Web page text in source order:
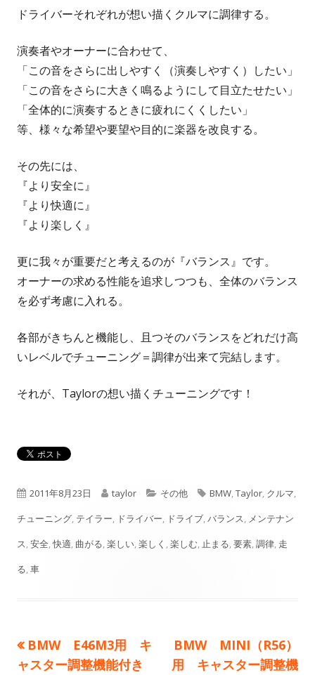
ドライバーそれぞれが想い描くクルマに調律する。
演奏者やオーナーに合わせて、
「この音をさらに出しやすく（演奏しやすく）したい」
「この音をさらに大きく鳴るようにして目立たせたい」
「全体的に演奏するときに疲れにくくしたい」
等、様々な希望や要望や目的に楽器を改良する。
その先には、
『より安全に』
『より快適に』
『より楽しく』
更に我々が重要だと考えるのが『バランス』です。
オーナーの求める性能を追求しつつも、全体のバランス
を必ず考慮に入れる。
各部がきちんと機能し、且つそのバランスをどれだけ高
いレベルでチューニング＝調律が出来て完結します。
それが、Taylorの想い描くチューニングです！
公
開
日
2011年8月23日
作
成
者
taylor
カ
テ
ゴ
その他
タ
グ
BMW,Taylor, クルマ,
チューニング, テイラー, ドライバー, ドライブ,バランス, メンテナン
ス,安全,快適, 曲がる,楽しい,楽しく ,楽しむ, 止まる,要素,調律, 走
る,車
投前
の
BMW E46M3用 キ
ャスター調整機能付き
次
の
BMW MINI（R56）
用 キャスター調整機